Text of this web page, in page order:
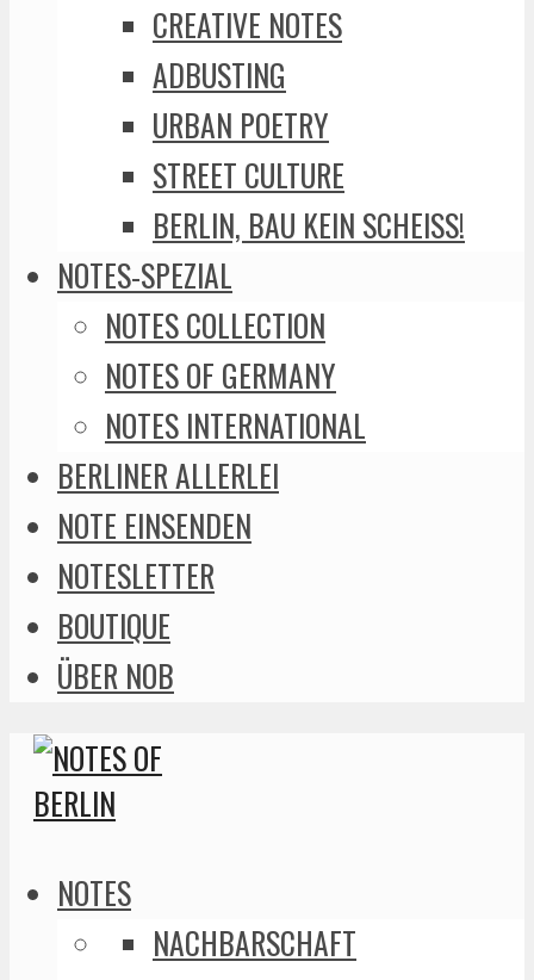
CREATIVE NOTES
ADBUSTING
URBAN POETRY
STREET CULTURE
BERLIN, BAU KEIN SCHEISS!
NOTES-SPEZIAL
NOTES COLLECTION
NOTES OF GERMANY
NOTES INTERNATIONAL
BERLINER ALLERLEI
NOTE EINSENDEN
NOTESLETTER
BOUTIQUE
ÜBER NOB
NOTES
NACHBARSCHAFT